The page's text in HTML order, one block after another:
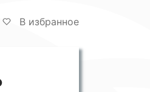
В избранное